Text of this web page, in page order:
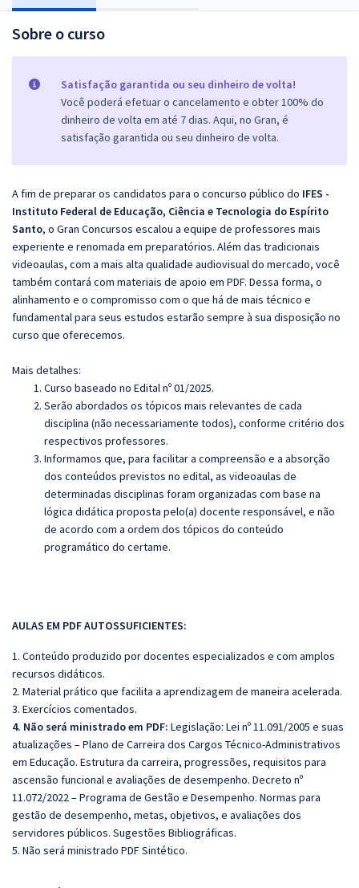
Sobre o curso
Satisfação garantida ou seu dinheiro de volta!
Você poderá efetuar o cancelamento e obter 100% do
dinheiro de volta em até 7 dias. Aqui, no Gran, é
satisfação garantida ou seu dinheiro de volta.
A fim de preparar os candidatos para o concurso público do IFES -
Instituto Federal de Educação, Ciência e Tecnologia do Espírito
Santo, o Gran Concursos escalou a equipe de professores mais
experiente e renomada em preparatórios. Além das tradicionais
videoaulas, com a mais alta qualidade audiovisual do mercado, você
também contará com materiais de apoio em PDF. Dessa forma, o
alinhamento e o compromisso com o que há de mais técnico e
fundamental para seus estudos estarão sempre à sua disposição no
curso que oferecemos.
Mais detalhes:
Curso baseado no Edital nº 01/2025.
Serão abordados os tópicos mais relevantes de cada
disciplina (não necessariamente todos), conforme critério dos
respectivos professores.
Informamos que, para facilitar a compreensão e a absorção
dos conteúdos previstos no edital, as videoaulas de
determinadas disciplinas foram organizadas com base na
lógica didática proposta pelo(a) docente responsável, e não
de acordo com a ordem dos tópicos do conteúdo
programático do certame.
AULAS EM PDF AUTOSSUFICIENTES:
1. Conteúdo produzido por docentes especializados e com amplos
recursos didáticos.
2. Material prático que facilita a aprendizagem de maneira acelerada.
3. Exercícios comentados.
4. Não será ministrado em PDF: Legislação: Lei nº 11.091/2005 e suas
atualizações – Plano de Carreira dos Cargos Técnico-Administrativos
em Educação. Estrutura da carreira, progressões, requisitos para
ascensão funcional e avaliações de desempenho. Decreto nº
11.072/2022 – Programa de Gestão e Desempenho. Normas para
gestão de desempenho, metas, objetivos, e avaliações dos
servidores públicos. Sugestões Bibliográficas.
5. Não será ministrado PDF Sintético.